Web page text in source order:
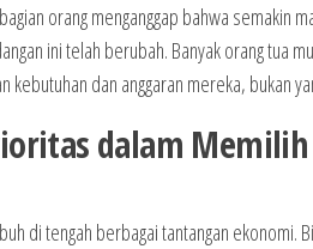
orang menganggap bahwa semakin
ini telah berubah. Banyak orang tua
kebutuhan dan anggaran mereka, bukan
dalam
di tengah berbagai tantangan ekonomi.